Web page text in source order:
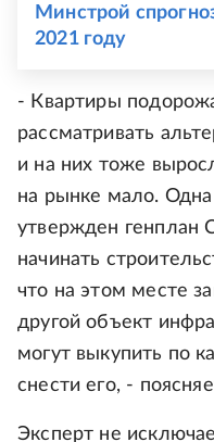
Минстрой
2021 году
- Квартиры
рассматривать
и на них тоже
на рынке мало.
утвержден генплан
начинать
что на этом месте
другой объект
могут выкупить по
снести его, -
Эксперт не